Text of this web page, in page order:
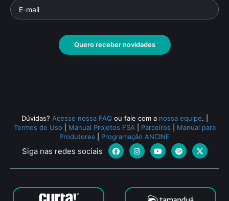
Quero receber novidades
Dúvidas? Acesse nossa FAQ ou fale com a nossa equipe.
Termos de Uso
Manual Projetos FSA Parceiros
Manual para
Produtores
Programação ANCINE
Siga nas redes sociais